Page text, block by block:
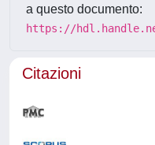
a questo documento:
https://
Citazioni